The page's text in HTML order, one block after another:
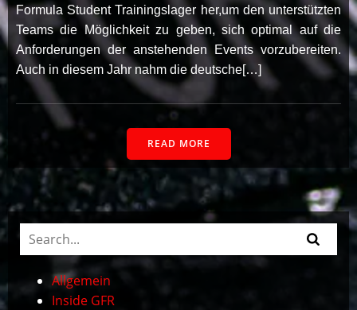
Formula Student Trainingslager her,um den unterstützten
Teams die Möglichkeit zu geben, sich optimal auf die
Anforderungen der anstehenden Events vorzubereiten.
Auch in diesem Jahr nahm die deutsche[…]
READ MORE
Allgemein
Inside GFR